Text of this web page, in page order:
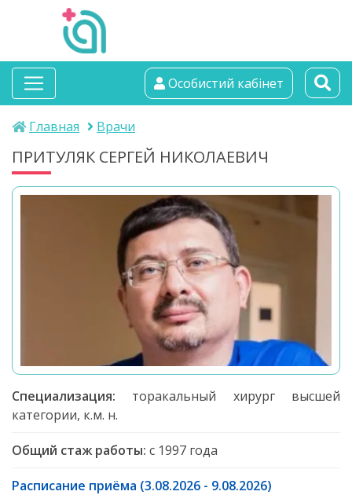
альтамедика
медичний центр
Особистий кабінет
Главная Врачи
ПРИТУЛЯК СЕРГЕЙ НИКОЛАЕВИЧ
Специализация: торакальный хирург высшей
категории, к.м. н.
Общий стаж работы: с 1997 года
Расписание приёма (3.08.2026 - 9.08.2026)